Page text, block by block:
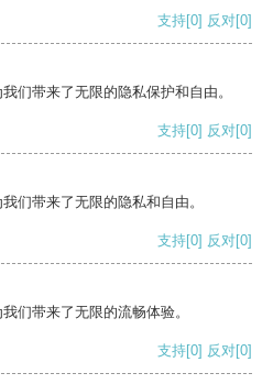
支持[0] 反对[0]
们带来了无限的隐私保护和自由。
支持[0] 反对[0]
们带来了无限的隐私和自由。
支持[0] 反对[0]
们带来了无限的流畅体验。
支持[0] 反对[0]